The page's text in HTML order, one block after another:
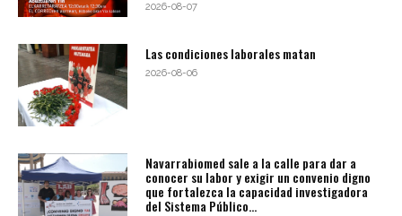
2026-08-07
Las condiciones laborales matan
2026-08-06
Navarrabiomed sale a la calle para dar a
conocer su labor y exigir un convenio digno
que fortalezca la capacidad investigadora
del Sistema Público...